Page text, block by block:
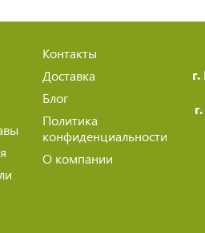
Контакты
Доставка
Блог
Политика
конфиденциальности
О компании